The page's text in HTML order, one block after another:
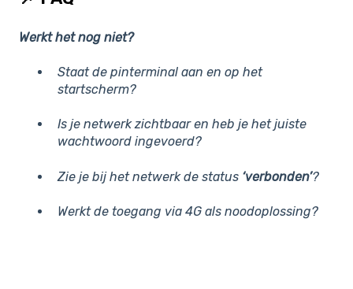
Werkt het nog niet?
Staat de pinterminal aan en op het
startscherm?
Is je netwerk zichtbaar en heb je het juiste
wachtwoord ingevoerd?
Zie je bij het netwerk de status ‘verbonden’?
Werkt de toegang via 4G als noodoplossing?